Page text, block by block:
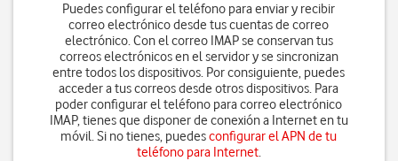
Puedes configurar el teléfono para enviar y recibir
correo electrónico desde tus cuentas de correo
electrónico. Con el correo IMAP se conservan tus
correos electrónicos en el servidor y se sincronizan
entre todos los dispositivos. Por consiguiente, puedes
acceder a tus correos desde otros dispositivos. Para
poder configurar el teléfono para correo electrónico
IMAP, tienes que disponer de conexión a Internet en tu
móvil. Si no tienes, puedesconfigurar el APN de tu
teléfono para Internet.